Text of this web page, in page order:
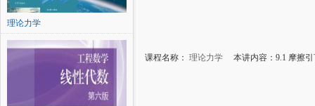
理论力学
课程名称： 理论力学 本讲内容：9.1 摩擦引